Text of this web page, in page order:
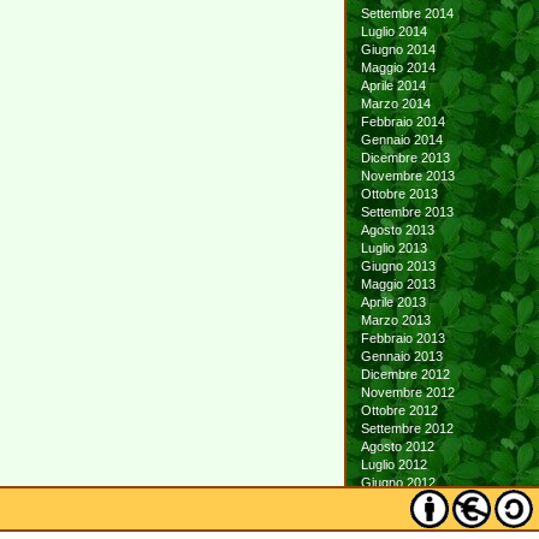
Settembre 2014
Luglio 2014
Giugno 2014
Maggio 2014
Aprile 2014
Marzo 2014
Febbraio 2014
Gennaio 2014
Dicembre 2013
Novembre 2013
Ottobre 2013
Settembre 2013
Agosto 2013
Luglio 2013
Giugno 2013
Maggio 2013
Aprile 2013
Marzo 2013
Febbraio 2013
Gennaio 2013
Dicembre 2012
Novembre 2012
Ottobre 2012
Settembre 2012
Agosto 2012
Luglio 2012
Giugno 2012
Maggio 2012
Aprile 2012